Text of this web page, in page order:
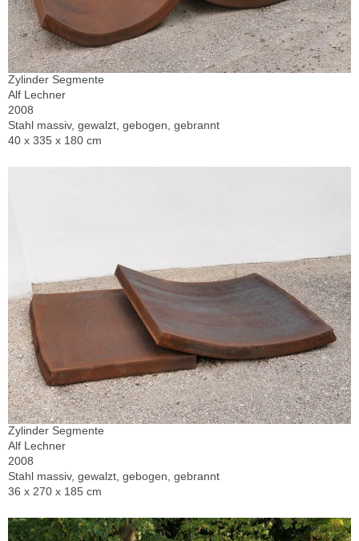
Zylinder Segmente
Alf Lechner
2008
Stahl massiv, gewalzt, gebogen, gebrannt
40 x 335 x 180 cm
Zylinder Segmente
Alf Lechner
2008
Stahl massiv, gewalzt, gebogen, gebrannt
36 x 270 x 185 cm